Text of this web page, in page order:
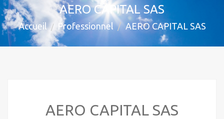
AERO CAPITAL SAS
Accueil Professionnel AERO CAPITAL SAS
AERO CAPITAL SAS